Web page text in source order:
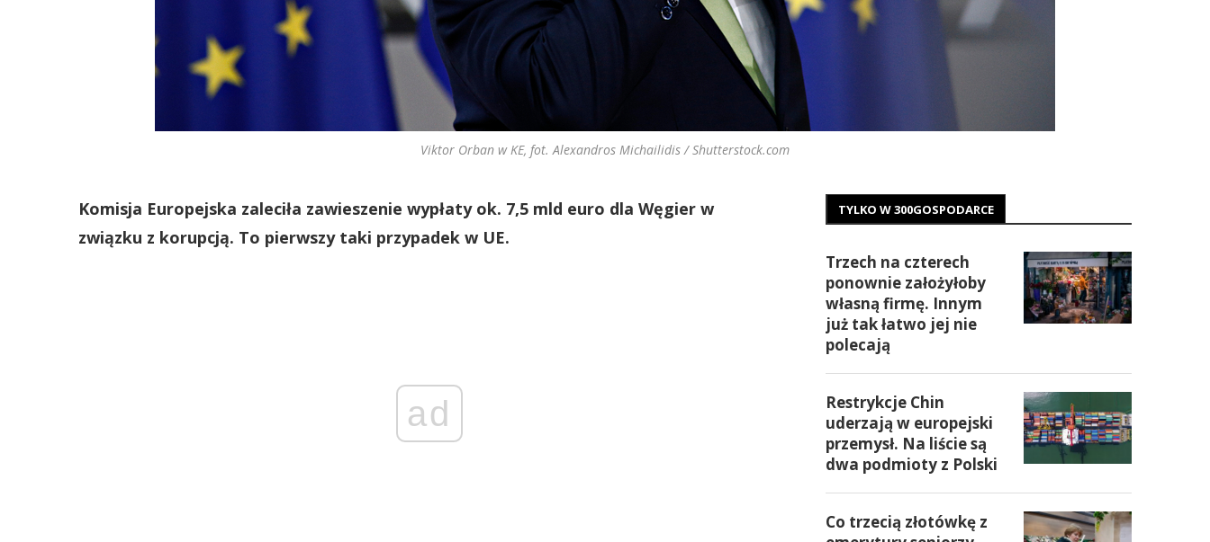
Viktor Orban w KE, fot. Alexandros Michailidis / Shutterstock.com
Komisja Europejska zaleciła zawieszenie wypłaty ok. 7,5 mld euro dla Węgier w
związku z korupcją. To pierwszy taki przypadek w UE.
ad
TYLKO W 300GOSPODARCE
Trzech na czterech
ponownie założyłoby
własną firmę. Innym
już tak łatwo jej nie
polecają
Restrykcje Chin
uderzają w europejski
przemysł. Na liście są
dwa podmioty z Polski
Co trzecią złotówkę z